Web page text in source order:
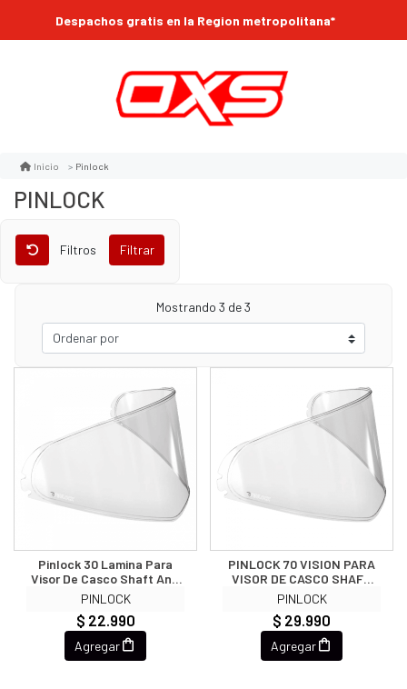
Despachos gratis en la Region metropolitana*
Inicio Pinlock
PINLOCK
Filtros Filtrar
Mostrando 3 de 3
Pinlock 30 Lamina Para
Visor De Casco Shaft Anti
Fog Anti Empañante
PINLOCK
$ 22.990
Agregar
PINLOCK 70 VISION PARA
VISOR DE CASCO SHAFT
PRO 545 Anti Fog
PINLOCK
$ 29.990
Agregar